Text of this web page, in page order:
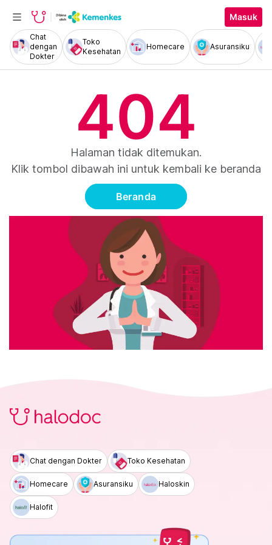
Masuk
Chat
dengan
Dokter
Toko
Kesehatan
Homecare Asuransiku
404
Halaman tidak ditemukan.
Klik tombol dibawah ini untuk kembali ke beranda
Beranda
Chat dengan Dokter Toko Kesehatan
Homecare Asuransiku Haloskin
Halofit